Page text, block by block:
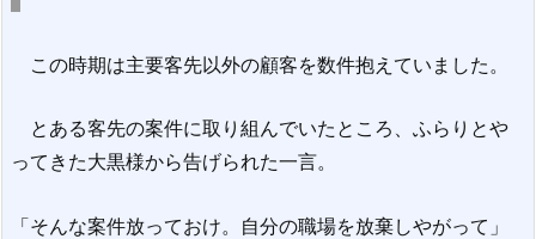
この時期は主要客先以外の顧客を数件抱えていました。
とある客先の案件に取り組んでいたところ、ふらりとや
ってきた大黒様から告げられた一言。
「そんな案件放っておけ。自分の職場を放棄しやがって」